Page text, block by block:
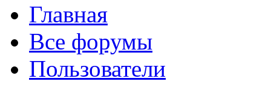
Главная
Все форумы
Пользователи